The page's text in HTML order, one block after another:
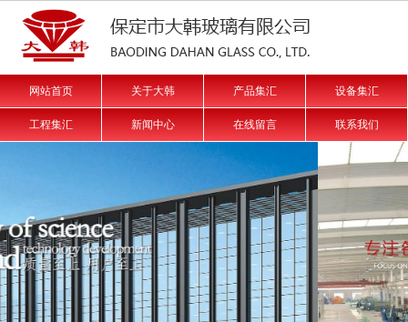
网站首页 关于大韩 产品集汇 设备集汇
工程集汇 新闻中心 在线留言 联系我们